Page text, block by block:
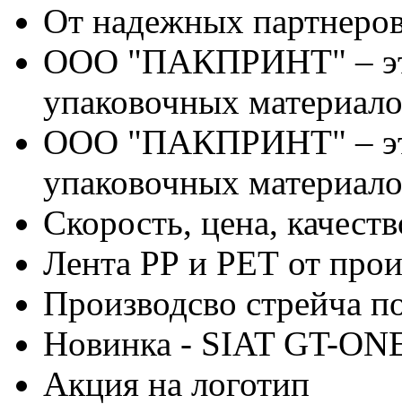
От надежных
ООО "ПАКПРИНТ" –
упаковочных
ООО "ПАКПРИНТ" –
упаковочных
Скорость, цена,
Лента РР и РЕТ от
Производсво стрейча
Новинка - SIAT GT-
Акция на логотип